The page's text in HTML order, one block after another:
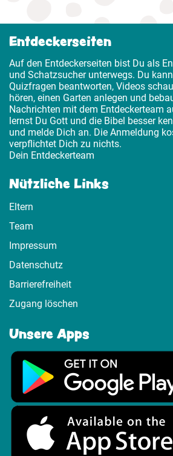
Entdeckerseiten
Auf den Entdeckerseiten bist Du als
und Schatzsucher unterwegs. Du
Quizfragen beantworten, Videos
hören, einen Garten anlegen und
Nachrichten mit dem Entdeckerteam
lernst Du Gott und die Bibel besser
und melde Dich an. Die Anmeldung
verpflichtet Dich zu nichts.
Dein Entdeckerteam
Nützliche Links
Eltern
Team
Impressum
Datenschutz
Barrierefreiheit
Zugang löschen
Unsere Apps